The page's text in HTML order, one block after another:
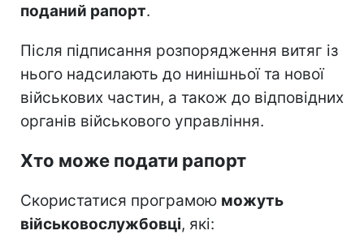
поданий рапорт.
Після підписання розпорядження витяг із
нього надсилають до нинішньої та нової
військових частин, а також до відповідних
органів військового управління.
Хто може подати рапорт
Скористатися програмою можуть
військовослужбовці, які: